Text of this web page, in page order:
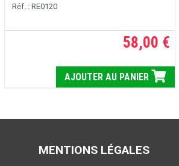
Réf. : RE0120
58,00 €
AJOUTER AU PANIER
MENTIONS LÉGALES